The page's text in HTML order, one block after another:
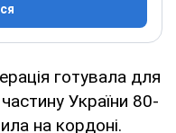
готувала для
України 80-
на кордоні.